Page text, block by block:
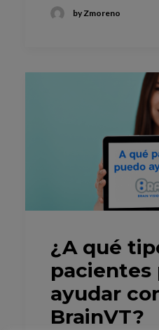
by Zmoreno
¿A qué
pacientes
ayudar
BrainVT?